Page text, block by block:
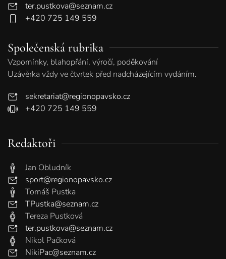
ter.pustkova@seznam.cz
+420 725 149 559
Společenská rubrika
Vzpomínky, blahopřání, výročí, poděkování
Uzávěrka vždy ve čtvrtek před nadcházejícím vydáním.
sekretariat@regionopavsko.cz
+420 725 149 559
Redaktoři
Jan Obludník
sport@regionopavsko.cz
Tomáš Pustka
TPustka@seznam.cz
Tereza Pustková
ter.pustkova@seznam.cz
Nikol Pačková
NikiPac@seznam.cz